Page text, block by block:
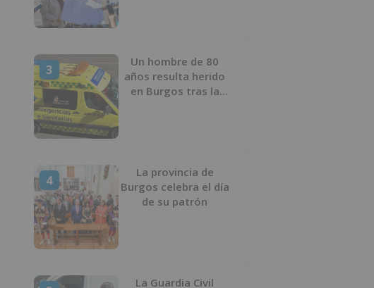
3
Un hombre de 80
años resulta herido
en Burgos tras la
4
La provincia de
Burgos celebra el día
de su patrón
La Guardia Civil